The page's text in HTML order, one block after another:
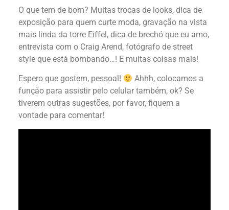
O que tem de bom? Muitas trocas de looks, dica de
exposição para quem curte moda, gravação na vista
mais linda da torre Eiffel, dica de brechó que eu amo,
entrevista com o Craig Arend, fotógrafo de street
style que está bombando…! E muitas coisas mais!
Espero que gostem, pessoal!
Ahhh, colocamos a
função para assistir pelo celular também, ok? Se
tiverem outras sugestões, por favor, fiquem a
vontade para comentar!